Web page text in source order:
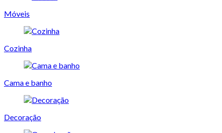
Móveis
Cozinha
Cama e banho
Decoração